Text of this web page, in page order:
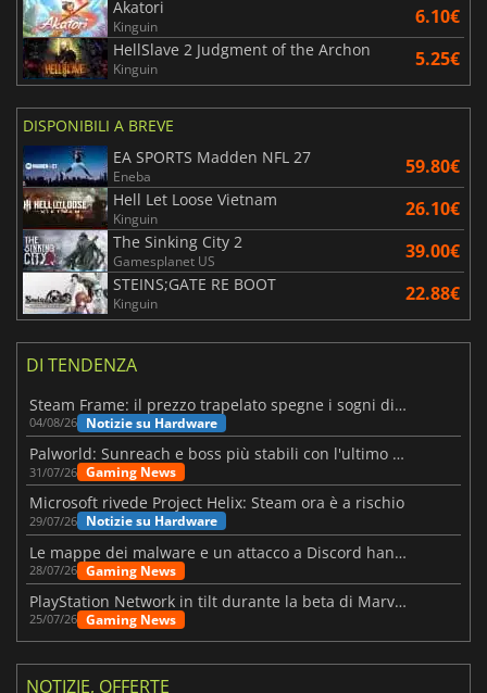
Akatori
Kinguin 6.10€
HellSlave 2 Judgment of the Archon
Kinguin 5.25€
DISPONIBILI A BREVE
EA SPORTS Madden NFL 27
Eneba 59.80€
Hell Let Loose Vietnam
Kinguin 26.10€
The Sinking City 2
Gamesplanet US 39.00€
STEINS;GATE RE BOOT
Kinguin 22.88€
DI TENDENZA
Steam Frame: il prezzo trapelato spegne i sogni di un VR economico
04/08/26 Notizie su Hardware
Palworld: Sunreach e boss più stabili con l'ultimo update
31/07/26 Gaming News
Microsoft rivede Project Helix: Steam ora è a rischio
29/07/26 Notizie su Hardware
Le mappe dei malware e un attacco a Discord hanno colpito Meccha Chameleon
28/07/26 Gaming News
PlayStation Network in tilt durante la beta di Marvel Tōkon
25/07/26 Gaming News
NOTIZIE, OFFERTE